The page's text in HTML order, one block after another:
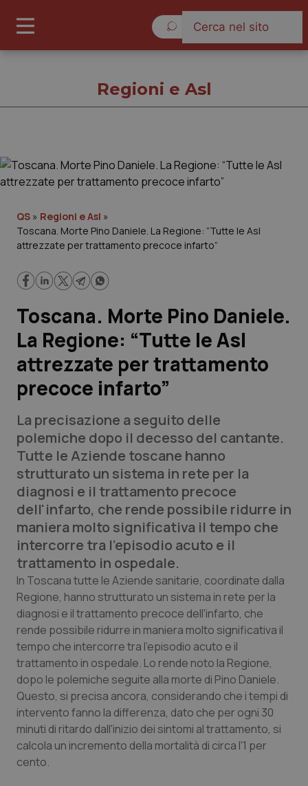
Governo e Parlamento
Regioni e Asl
Lavoro e Professioni
Scienza e Farmaci
Studi e Analisi
Lettere al direttore
Edizioni Regionali
QS Pro
Professionisti Sanitari.AI
Abruzzo
Basilicata
Calabria
Campania
Emilia-Romagna
Friuli Venezia Giulia
Lazio
QS Pro Gold
Artrite & artrosi
Asma & BPCO
Car-T
Colesterolo & coronaropatie
Dermatite Atopica
Diabete & glucometri
QS Club Newsletter
Regioni e Asl
QS » Regioni e Asl »
Toscana. Morte Pino Daniele. La Regione: “Tutte le Asl
attrezzate per trattamento precoce infarto”
Toscana. Morte Pino Daniele.
La Regione: “Tutte le Asl
attrezzate per trattamento
precoce infarto”
La precisazione a seguito delle
polemiche dopo il decesso del cantante.
Tutte le Aziende toscane hanno
strutturato un sistema in rete per la
diagnosi e il trattamento precoce
dell'infarto, che rende possibile ridurre in
maniera molto significativa il tempo che
intercorre tra l'episodio acuto e il
trattamento in ospedale.
In Toscana tutte le Aziende sanitarie, coordinate dalla
Regione, hanno strutturato un sistema in rete per la
diagnosi e il trattamento precoce dell'infarto, che
rende possibile ridurre in maniera molto significativa il
tempo che intercorre tra l'episodio acuto e il
trattamento in ospedale. Lo rende noto la Regione,
dopo le polemiche seguite alla morte di Pino Daniele.
Questo, si precisa ancora, considerando che i tempi di
intervento fanno la differenza, dato che per ogni 30
minuti di ritardo dall'inizio dei sintomi al trattamento, si
calcola un incremento della mortalità di circa l'1 per
cento.